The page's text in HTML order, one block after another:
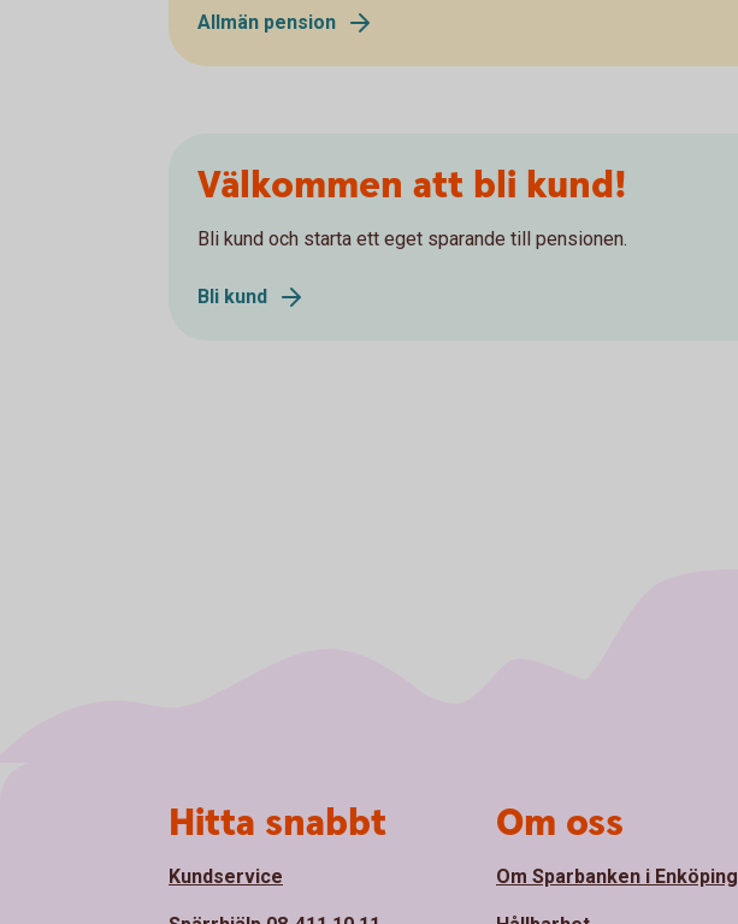
Allmän pension
Välkommen att bli kund!
Bli kund och starta ett eget sparande till pensionen.
Bli kund
Hitta snabbt
Kundservice
Om oss
Om Sparbanken i Enköping